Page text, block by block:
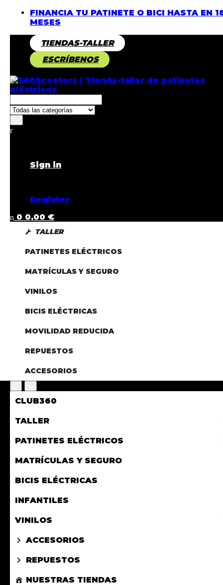
FINANCIA TU PATINETE O BICI HASTA EN
MESES
TIENDAS-TALLER
ESCRÍBENOS
Sign in
Register
0 0,00 €
TALLER
PATINETES ELÉCTRICOS
MATRÍCULAS Y SEGURO
VINILOS
BICIS ELÉCTRICAS
MOVILIDAD REDUCIDA
REPUESTOS
ACCESORIOS
CLUB360
TALLER
PATINETES ELÉCTRICOS
MATRÍCULAS Y SEGURO
BICIS ELÉCTRICAS
INFANTILES
VINILOS
ACCESORIOS
REPUESTOS
NUESTRAS TIENDAS